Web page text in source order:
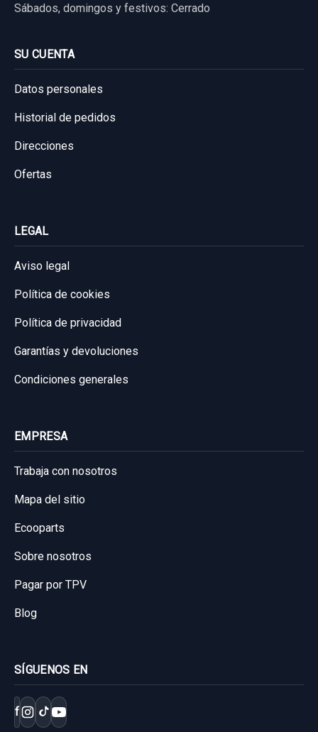
Sábados, domingos y festivos: Cerrado
SU CUENTA
Datos personales
Historial de pedidos
Direcciones
Ofertas
LEGAL
Aviso legal
Política de cookies
Política de privacidad
Garantías y devoluciones
Condiciones generales
EMPRESA
Trabaja con nosotros
Mapa del sitio
Ecooparts
Sobre nosotros
Pagar por TPV
Blog
SÍGUENOS EN
f